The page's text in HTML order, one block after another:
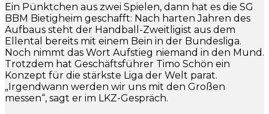
Ein Pünktchen aus zwei Spielen, dann hat es die SG
BBM Bietigheim geschafft: Nach harten Jahren des
Aufbaus steht der Handball-Zweitligist aus dem
Ellental bereits mit einem Bein in der Bundesliga.
Noch nimmt das Wort Aufstieg niemand in den Mund.
Trotzdem hat Geschäftsführer Timo Schön ein
Konzept für die stärkste Liga der Welt parat.
„Irgendwann werden wir uns mit den Großen
messen“, sagt er im LKZ-Gespräch.